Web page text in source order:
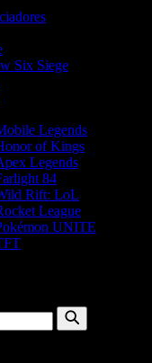
Six Siege
Legends
of Kings
Legends
84
Rift: LoL
League
UNITE
Buscar